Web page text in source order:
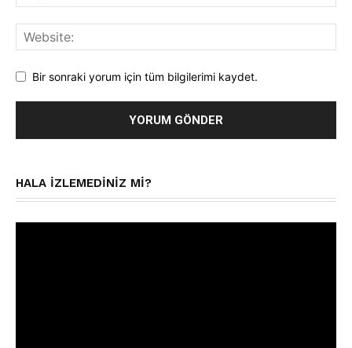
Bir sonraki yorum için tüm bilgilerimi kaydet.
HALA IZLEMEDINIZ MI?